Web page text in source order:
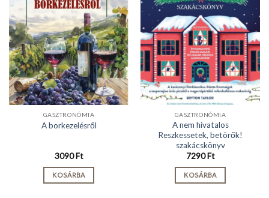
GASZTRONÓMIA
A borkezelésről
3090Ft
KOSÁRBA
GASZTRONÓMIA
A nem hivatalos
Reszkessetek, betörők!
szakácskönyv
7290Ft
KOSÁRBA